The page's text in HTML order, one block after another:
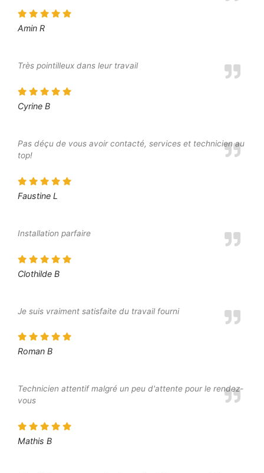
Amin R
Très pointilleux dans leur travail
Cyrine B
Pas déçu de vous avoir contacté, services et technicien au
top!
Faustine L
Installation parfaire
Clothilde B
Je suis vraiment satisfaite du travail fourni
Roman B
Technicien attentif malgré un peu d'attente pour le rendez-
vous
Mathis B